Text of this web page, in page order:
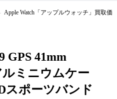
Apple Watch「アップルウォッチ」買取価
GPS 41mm
ミニウムケー
スポーツバンド